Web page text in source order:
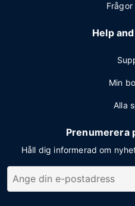
Frågor
Help
Min
Alla
Prenumerera
Håll dig informerad om